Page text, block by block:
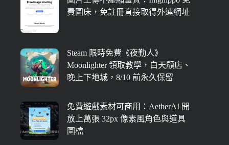
費圖床，免註冊直接取得外連網址
Steam 限時免費《夜勤人》
Moonlighter 領取教學，白天顧店、
晚上下地城，8/10 前永久保留
免費遊戲素材可商用：AetherAI 開
放上萬張 32px 像素風角色與道具
圖檔